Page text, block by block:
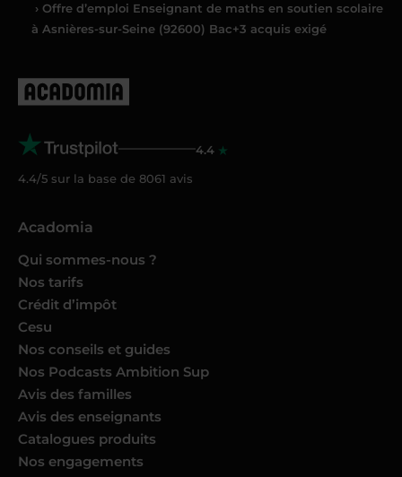
› Offre d’emploi Enseignant de maths en soutien scolaire
à Asnières-sur-Seine (92600) Bac+3 acquis exigé
4.4
4.4/5 sur la base de 8061 avis
Acadomia
Qui sommes-nous ?
Nos tarifs
Crédit d’impôt
Cesu
Nos conseils et guides
Nos Podcasts Ambition Sup
Avis des familles
Avis des enseignants
Catalogues produits
Nos engagements